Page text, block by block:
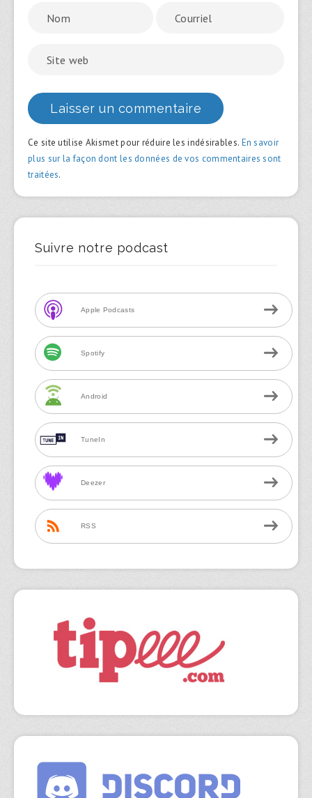
Ce site utilise Akismet pour réduire les indésirables. En savoir
plus sur la façon dont les données de vos commentaires sont
traitées.
Suivre notre podcast
Apple Podcasts
Spotify
Android
TuneIn
Deezer
RSS